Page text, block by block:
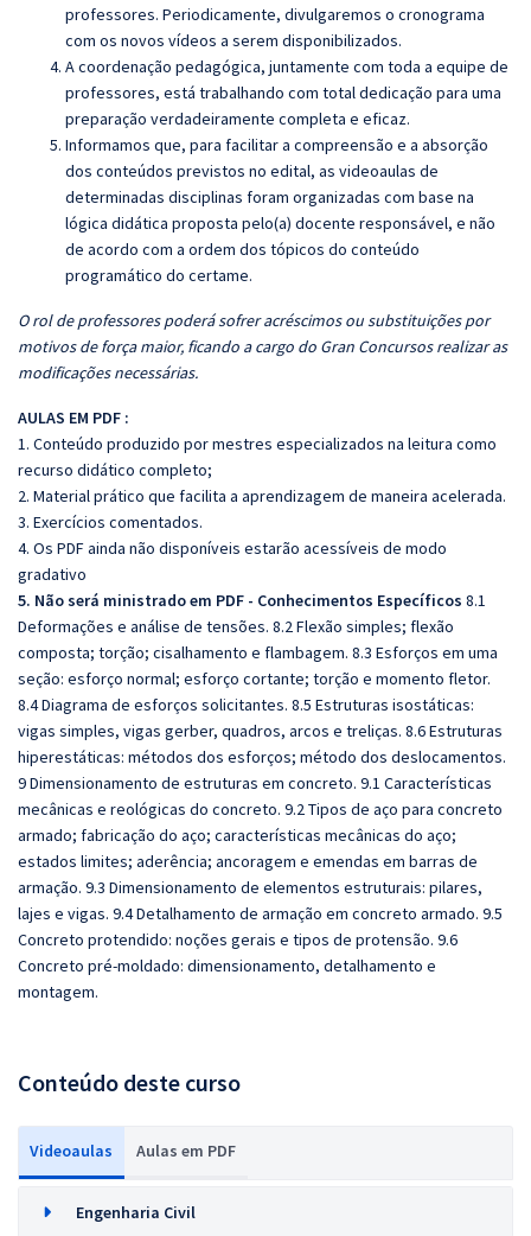
professores. Periodicamente, divulgaremos o cronograma
com os novos vídeos a serem disponibilizados.
A coordenação pedagógica, juntamente com toda a equipe de
professores, está trabalhando com total dedicação para uma
preparação verdadeiramente completa e eficaz.
Informamos que, para facilitar a compreensão e a absorção
dos conteúdos previstos no edital, as videoaulas de
determinadas disciplinas foram organizadas com base na
lógica didática proposta pelo(a) docente responsável, e não
de acordo com a ordem dos tópicos do conteúdo
programático do certame.
O rol de professores poderá sofrer acréscimos ou substituições por
motivos de força maior, ficando a cargo do Gran Concursos realizar as
modificações necessárias.
AULAS EM PDF :
1. Conteúdo produzido por mestres especializados na leitura como
recurso didático completo;
2. Material prático que facilita a aprendizagem de maneira acelerada.
3. Exercícios comentados.
4. Os PDF ainda não disponíveis estarão acessíveis de modo
gradativo
5. Não será ministrado em PDF - Conhecimentos Específicos 8.1
Deformações e análise de tensões. 8.2 Flexão simples; flexão
composta; torção; cisalhamento e flambagem. 8.3 Esforços em uma
seção: esforço normal; esforço cortante; torção e momento fletor.
8.4 Diagrama de esforços solicitantes. 8.5 Estruturas isostáticas:
vigas simples, vigas gerber, quadros, arcos e treliças. 8.6 Estruturas
hiperestáticas: métodos dos esforços; método dos deslocamentos.
9 Dimensionamento de estruturas em concreto. 9.1 Características
mecânicas e reológicas do concreto. 9.2 Tipos de aço para concreto
armado; fabricação do aço; características mecânicas do aço;
estados limites; aderência; ancoragem e emendas em barras de
armação. 9.3 Dimensionamento de elementos estruturais: pilares,
lajes e vigas. 9.4 Detalhamento de armação em concreto armado. 9.5
Concreto protendido: noções gerais e tipos de protensão. 9.6
Concreto pré-moldado: dimensionamento, detalhamento e
montagem.
Conteúdo deste curso
Videoaulas Aulas em PDF
Engenharia Civil